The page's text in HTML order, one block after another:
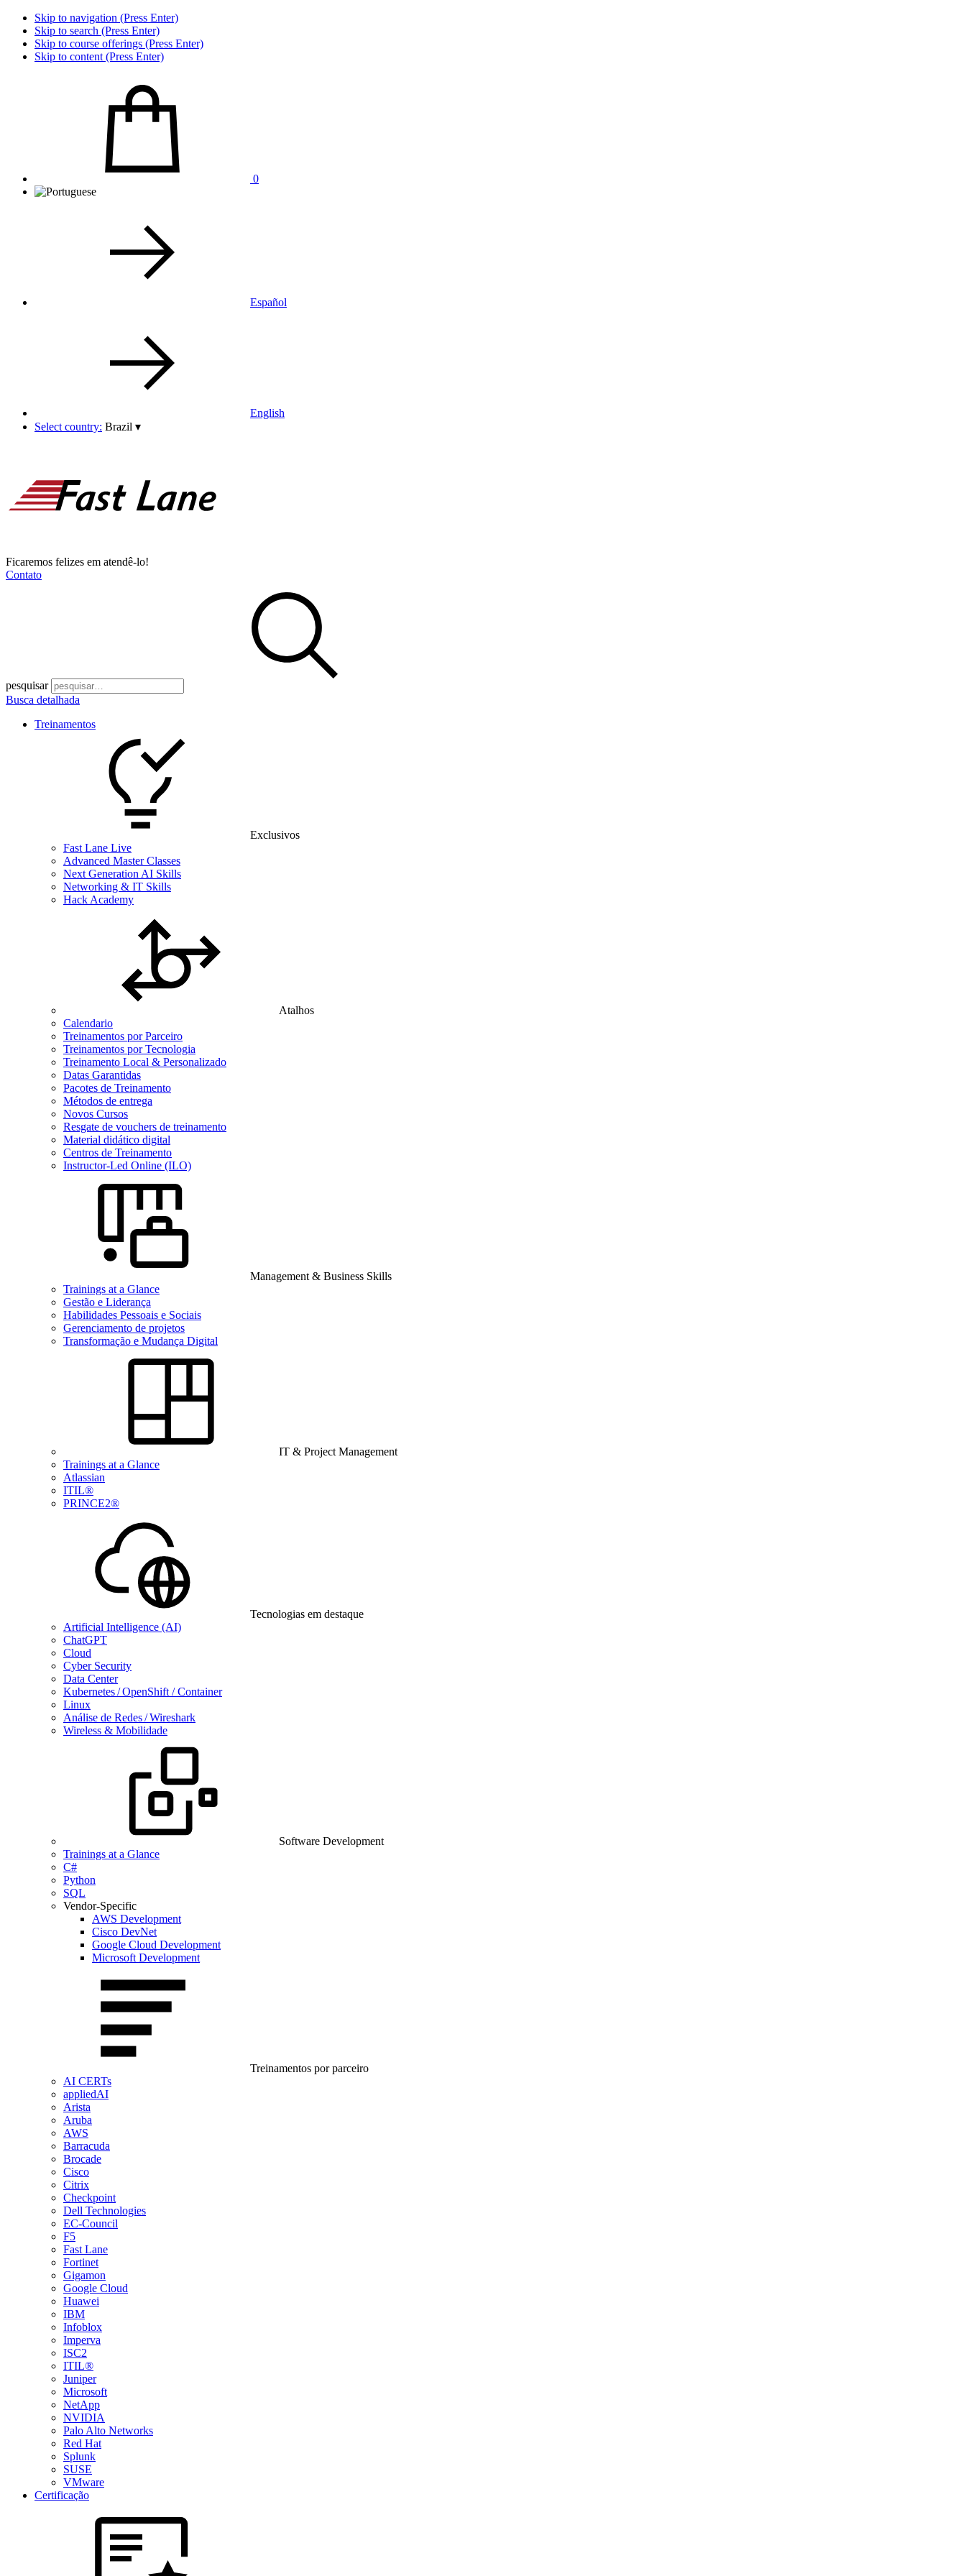
Skip to navigation (Press Enter)
Skip to search (Press Enter)
Skip to course offerings (Press Enter)
Skip to content (Press Enter)
0
Español
English
Select country: Brazil ▾
Ficaremos felizes em atendê-lo!
Contato
pesquisar
Busca detalhada
Treinamentos
Exclusivos
Fast Lane Live
Advanced Master Classes
Next Generation AI Skills
Networking & IT Skills
Hack Academy
Atalhos
Calendario
Treinamentos por Parceiro
Treinamentos por Tecnologia
Treinamento Local & Personalizado
Datas Garantidas
Pacotes de Treinamento
Métodos de entrega
Novos Cursos
Resgate de vouchers de treinamento
Material didático digital
Centros de Treinamento
Instructor-Led Online (ILO)
Management & Business Skills
Trainings at a Glance
Gestão e Liderança
Habilidades Pessoais e Sociais
Gerenciamento de projetos
Transformação e Mudança Digital
IT & Project Management
Trainings at a Glance
Atlassian
ITIL®
PRINCE2®
Tecnologias em destaque
Artificial Intelligence (AI)
ChatGPT
Cloud
Cyber Security
Data Center
Kubernetes / OpenShift / Container
Linux
Análise de Redes / Wireshark
Wireless & Mobilidade
Software Development
Trainings at a Glance
C#
Python
SQL
Vendor-Specific
AWS Development
Cisco DevNet
Google Cloud Development
Microsoft Development
Treinamentos por parceiro
AI CERTs
appliedAI
Arista
Aruba
AWS
Barracuda
Brocade
Cisco
Citrix
Checkpoint
Dell Technologies
EC-Council
F5
Fast Lane
Fortinet
Gigamon
Google Cloud
Huawei
IBM
Infoblox
Imperva
ISC2
ITIL®
Juniper
Microsoft
NetApp
NVIDIA
Palo Alto Networks
Red Hat
Splunk
SUSE
VMware
Certificação